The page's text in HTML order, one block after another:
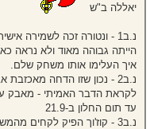
יאללה ב"ש
נ.ב1 - ונטורה זכה לשמירה
הייתה גבוהה מאוד ולא נראה
איך העלימו אותו משחק שלם.
נ.ב2 - נכון שזו הדחה
לקראת הדבר האמיתי - מאבק על
עד תום החלון ב-21.9
נ.ב3 - קוז'וך הפיק לקחים